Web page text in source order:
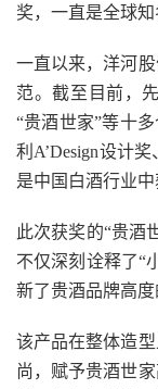
奖，一直是全球
一直以来，洋河
范。截至目前，
“贵酒世家”等十
利A’Design设计
是中国白酒行业中
此次获奖的“贵酒
不仅深刻诠释了“
新了贵酒品牌高度
该产品在整体造
尚，赋予贵酒世